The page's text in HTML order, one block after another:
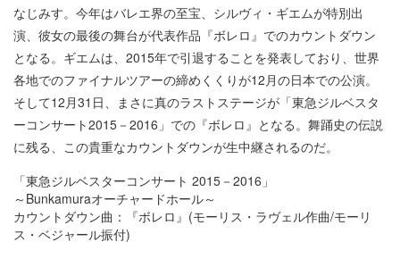
なじみす。今年はバレエ界の至宝、シルヴィ・ギエムが特別出
演、彼女の最後の舞台が代表作品『ボレロ』でのカウントダウン
となる。ギエムは、2015年で引退することを発表しており、世界
各地でのファイナルツアーの締めくくりが12月の日本での公演。
そして12月31日、まさに真のラストステージが「東急ジルベスタ
ーコンサート2015－2016」での『ボレロ』となる。舞踊史の伝説
に残る、この貴重なカウントダウンが生中継されるのだ。
「東急ジルベスターコンサート 2015－2016」
～Bunkamuraオーチャードホール～
カウントダウン曲：『ボレロ』(モーリス・ラヴェル作曲/モーリ
ス・ベジャール振付)